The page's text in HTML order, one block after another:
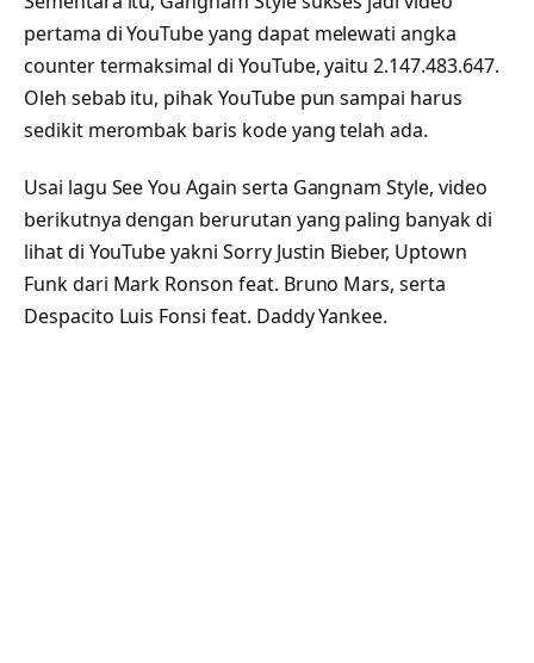
pertama di YouTube yang dapat melewati angka
counter termaksimal di YouTube, yaitu 2.147.483.647.
Oleh sebab itu, pihak YouTube pun sampai harus
sedikit merombak baris kode yang telah ada.
Usai lagu See You Again serta Gangnam Style, video
berikutnya dengan berurutan yang paling banyak di
lihat di YouTube yakni Sorry Justin Bieber, Uptown
Funk dari Mark Ronson feat. Bruno Mars, serta
Despacito Luis Fonsi feat. Daddy Yankee.